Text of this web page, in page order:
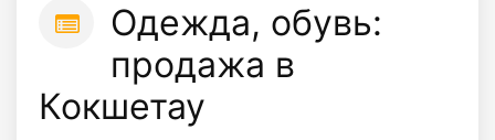
Одежда, обувь:
продажа в
Кокшетау